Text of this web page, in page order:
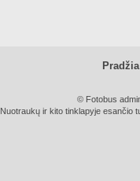
Pradžia
© Fotobus
Nuotraukų ir kito tinklapyje esančio